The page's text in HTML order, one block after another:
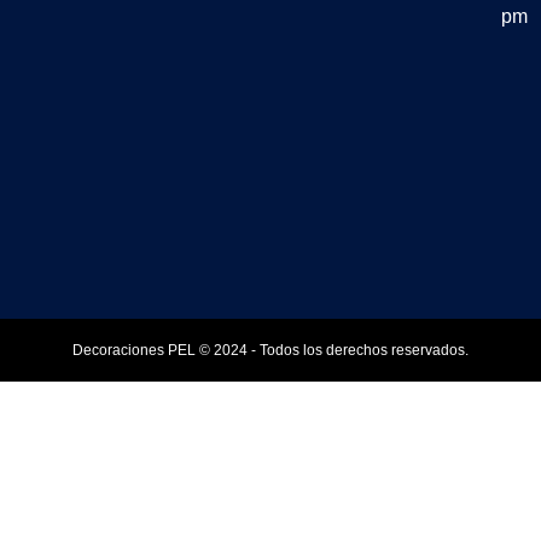
pm
Decoraciones PEL © 2024 - Todos los derechos reservados.